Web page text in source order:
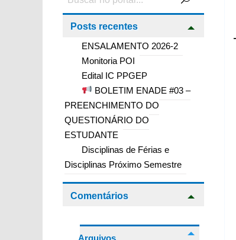
Posts recentes
ENSALAMENTO 2026-2
Monitoria POI
Edital IC PPGEP
BOLETIM ENADE #03 –
PREENCHIMENTO DO
QUESTIONÁRIO DO
ESTUDANTE
Disciplinas de Férias e
Disciplinas Próximo Semestre
Comentários
Arquivos